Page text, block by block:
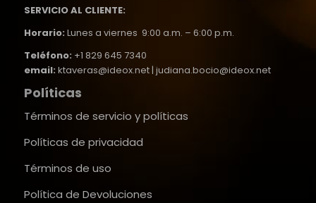
SERVICIO AL CLIENTE:
Horario: Lunes a viernes 9:00 a.m. – 6:00 p.m.
Teléfono: +1 829 645 7340
email: ktaveras@ideox.net | judiana.bocio@ideox.net
Políticas
Términos de servicio y políticas
Políticas de privacidad
Términos de uso
Política de Devoluciones